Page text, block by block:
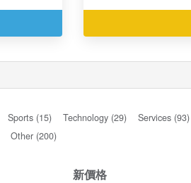
Sports (15) Technology (29) Services (93)
Other (200)
新價格